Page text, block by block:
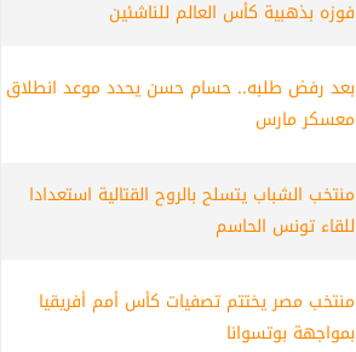
فوزه بذهبية كأس العالم للناشئين
بعد رفض طلبه.. حسام حسن يحدد موعد انطلاق
معسكر مارس
منتخب الشباب يتسلح بالروح القتالية استعدادا
للقاء تونس الحاسم
منتخب مصر يختتم تصفيات كأس أمم أفريقيا
بمواجهة بوتسوانا